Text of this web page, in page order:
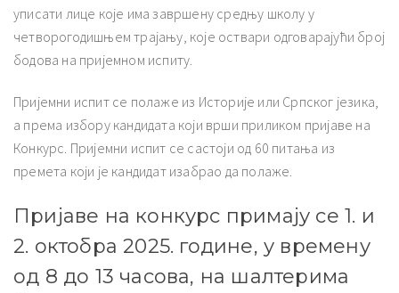
уписати лице које има завршену средњу школу у
четворогодишњем трајању, које оствари одговарајући број
бодова на пријемном испиту.
Пријемни испит се полаже из Историје или Српског језика,
а према избору кандидата који врши приликом пријаве на
Конкурс. Пријемни испит се састоји од 60 питања из
премета који је кандидат изабрао да полаже.
Пријаве на конкурс примају се 1. и
2. октобра 2025. године, у времену
од 8 до 13 часова, на шалтерима